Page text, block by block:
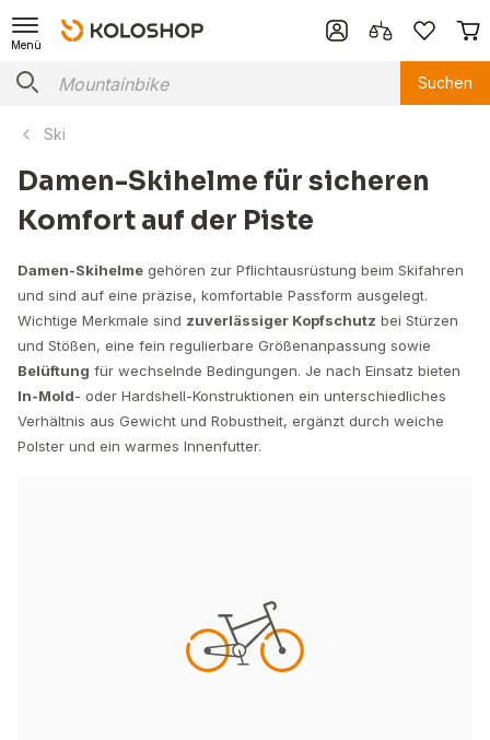
Menü
Suchen
Ski
Damen-Skihelme für sicheren
Komfort auf der Piste
Damen-Skihelme gehören zur Pflichtausrüstung beim Skifahren
und sind auf eine präzise, komfortable Passform ausgelegt.
Wichtige Merkmale sind zuverlässiger Kopfschutz bei Stürzen
und Stößen, eine fein regulierbare Größenanpassung sowie
Belüftung für wechselnde Bedingungen. Je nach Einsatz bieten
In-Mold- oder Hardshell-Konstruktionen ein unterschiedliches
Verhältnis aus Gewicht und Robustheit, ergänzt durch weiche
Polster und ein warmes Innenfutter.